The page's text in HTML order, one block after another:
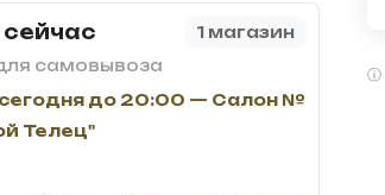
1 магазин
самовывоза
до 20:00 — Салон №
Телец"